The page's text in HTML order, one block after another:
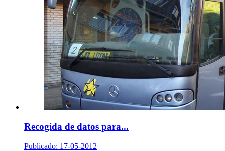
Recogida de datos para...
Publicado: 17-05-2012